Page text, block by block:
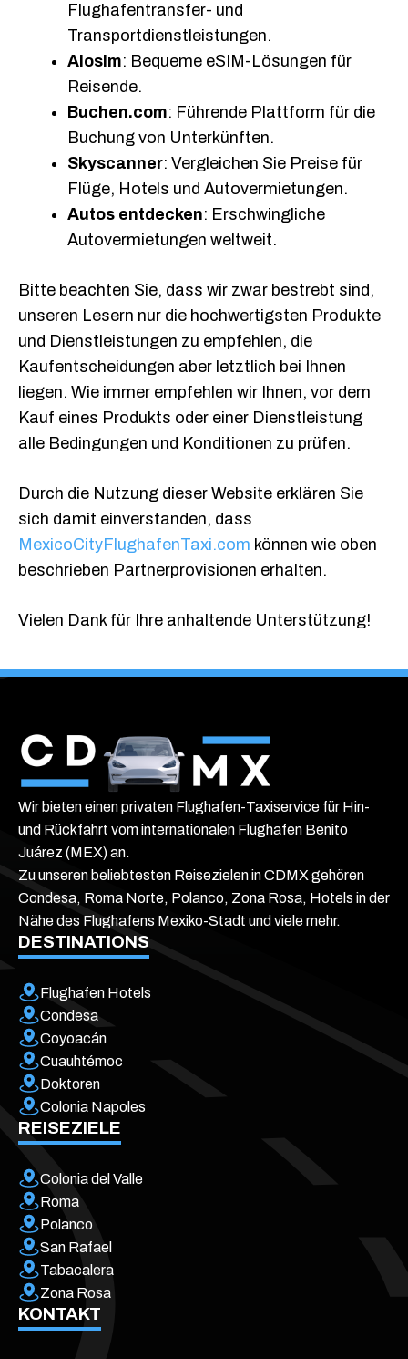
Flughafentransfer- und
Transportdienstleistungen.
Alosim: Bequeme eSIM-Lösungen für
Reisende.
Buchen.com: Führende Plattform für die
Buchung von Unterkünften.
Skyscanner: Vergleichen Sie Preise für
Flüge, Hotels und Autovermietungen.
Autos entdecken: Erschwingliche
Autovermietungen weltweit.
Bitte beachten Sie, dass wir zwar bestrebt sind,
unseren Lesern nur die hochwertigsten Produkte
und Dienstleistungen zu empfehlen, die
Kaufentscheidungen aber letztlich bei Ihnen
liegen. Wie immer empfehlen wir Ihnen, vor dem
Kauf eines Produkts oder einer Dienstleistung
alle Bedingungen und Konditionen zu prüfen.
Durch die Nutzung dieser Website erklären Sie
sich damit einverstanden, dass
MexicoCityFlughafenTaxi.com können wie oben
beschrieben Partnerprovisionen erhalten.
Vielen Dank für Ihre anhaltende Unterstützung!
Wir bieten einen privaten Flughafen-Taxiservice für Hin-
und Rückfahrt vom internationalen Flughafen Benito
Juárez (MEX) an.
Zu unseren beliebtesten Reisezielen in CDMX gehören
Condesa, Roma Norte, Polanco, Zona Rosa, Hotels in der
Nähe des Flughafens Mexiko-Stadt und viele mehr.
DESTINATIONS
Flughafen Hotels
Condesa
Coyoacán
Cuauhtémoc
Doktoren
Colonia Napoles
REISEZIELE
Colonia del Valle
Roma
Polanco
San Rafael
Tabacalera
Zona Rosa
KONTAKT